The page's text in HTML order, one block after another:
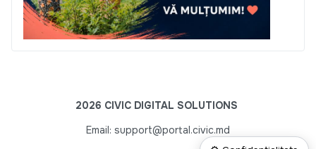
2026 CIVIC DIGITAL SOLUTIONS
Email: support@portal.civic.md